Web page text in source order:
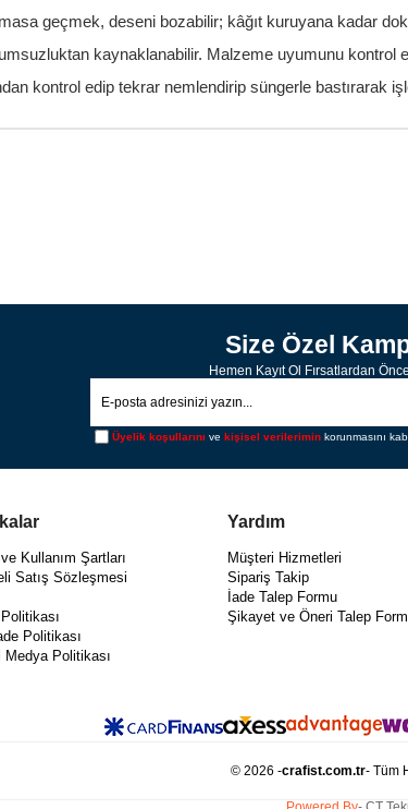
geçmek, deseni bozabilir; kâğıt kuruyana kadar
kaynaklanabilir. Malzeme uyumunu kontrol
kontrol edip tekrar nemlendirip süngerle bastırarak
Size Özel
Hemen Kayıt Ol Fırsatlardan
Üyelik koşullarını ve kişisel verilerimin korunmasını
Kullanım Şartları
Satış Sözleşmesi
Politikası
Medya Politikası
Yardım
Müşteri Hizmetleri
Sipariş Takip
İade Talep Formu
Şikayet ve Öneri Talep
© 2026 -crafist.com.tr- Tüm